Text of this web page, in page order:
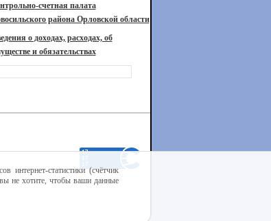
счетная палата
района Орловской области
о доходах, расходах, об
и обязательствах
статистики (счётчик
не хотите, чтобы ваши данные